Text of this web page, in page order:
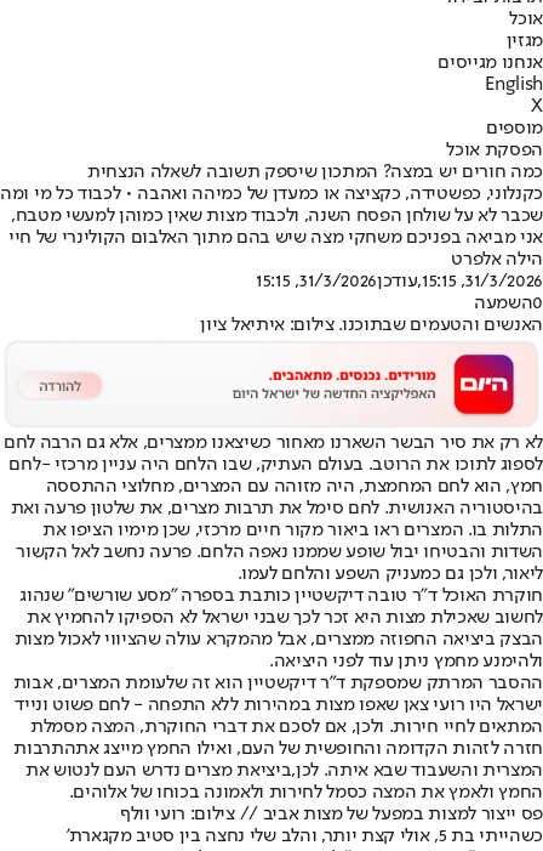
אוכל
מגזין
אנחנו מגייסים
English
X
מוספים
הפסקת אוכל
כמה חורים יש במצה? המתכון שיספק תשובה לשאלה הנצחית
כקנלוני, כפשטידה, כקציצה או כמעדן של כמיהה ואהבה • לכבוד כל מי ומה
שכבר לא על שולחן הפסח השנה, ולכבוד מצות שאין כמוהן למעשי מטבח,
אני מביאה בפניכם משחקי מצה שיש בהם מתוך האלבום הקולינרי של חיי
הילה אלפרט
31/3/2026, 15:15
,עודכן31/3/2026, 15:15
0השמעה
האנשים והטעמים שבתוכנו. צילום: איתיאל ציון
לא רק את סיר הבשר השארנו מאחור כשיצאנו ממצרים, אלא גם הרבה לחם
לספוג לתוכו את הרוטב. בעולם העתיק, שבו הלחם היה עניין מרכזי -לחם
חמץ, הוא לחם המחמצת, היה מזוהה עם המצרים, מחלוצי ההתססה
בהיסטוריה האנושית. לחם סימל את תרבות מצרים, את שלטון פרעה ואת
התלות בו. המצרים ראו ביאור מקור חיים מרכזי, שכן מימיו הציפו את
השדות והבטיחו יבול שופע שממנו נאפה הלחם. פרעה נחשב לאל הקשור
ליאור, ולכן גם כמעניק השפע והלחם לעמו.
חוקרת האוכל ד"ר טובה דיקשטיין כותבת בספרה "מסע שורשים" שנהוג
לחשוב שאכילת מצות היא זכר לכך שבני ישראל לא הספיקו להחמיץ את
הבצק ביציאה החפוזה ממצרים, אבל מהמקרא עולה שהציווי לאכול מצות
ולהימנע מחמץ ניתן עוד לפני היציאה.
ההסבר המרתק שמספקת ד"ר דיקשטיין הוא זה שלעומת המצרים, אבות
ישראל היו רועי צאן שאפו מצות במהירות ללא התפחה - לחם פשוט ונייד
המתאים לחיי חירות. ולכן, אם לסכם את דברי החוקרת, המצה מסמלת
חזרה לזהות הקדומה והחופשית של העם, ואילו החמץ מייצג אתהתרבות
המצרית והשעבוד שבא איתה. לכן,ביציאת מצרים נדרש העם לנטוש את
החמץ ולאמץ את המצה כסמל לחירות ולאמונה בכוחו של אלוהים.
פס ייצור למצות במפעל של מצות אביב // צילום: רועי וולף
כשהייתי בת 5, אולי קצת יותר, והלב שלי נחצה בין סטיב מקגארת'